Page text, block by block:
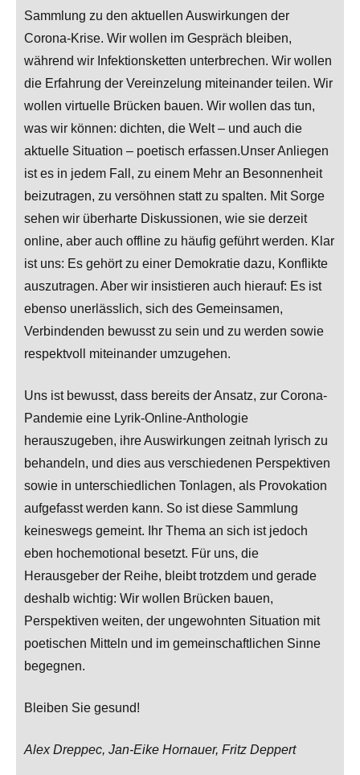
Sammlung zu den aktuellen Auswirkungen der
Corona-Krise. Wir wollen im Gespräch bleiben,
während wir Infektionsketten unterbrechen. Wir wollen
die Erfahrung der Vereinzelung miteinander teilen. Wir
wollen virtuelle Brücken bauen. Wir wollen das tun,
was wir können: dichten, die Welt – und auch die
aktuelle Situation – poetisch erfassen.Unser Anliegen
ist es in jedem Fall, zu einem Mehr an Besonnenheit
beizutragen, zu versöhnen statt zu spalten. Mit Sorge
sehen wir überharte Diskussionen, wie sie derzeit
online, aber auch offline zu häufig geführt werden. Klar
ist uns: Es gehört zu einer Demokratie dazu, Konflikte
auszutragen. Aber wir insistieren auch hierauf: Es ist
ebenso unerlässlich, sich des Gemeinsamen,
Verbindenden bewusst zu sein und zu werden sowie
respektvoll miteinander umzugehen.
Uns ist bewusst, dass bereits der Ansatz, zur Corona-
Pandemie eine Lyrik-Online-Anthologie
herauszugeben, ihre Auswirkungen zeitnah lyrisch zu
behandeln, und dies aus verschiedenen Perspektiven
sowie in unterschiedlichen Tonlagen, als Provokation
aufgefasst werden kann. So ist diese Sammlung
keineswegs gemeint. Ihr Thema an sich ist jedoch
eben hochemotional besetzt. Für uns, die
Herausgeber der Reihe, bleibt trotzdem und gerade
deshalb wichtig: Wir wollen Brücken bauen,
Perspektiven weiten, der ungewohnten Situation mit
poetischen Mitteln und im gemeinschaftlichen Sinne
begegnen.
Bleiben Sie gesund!
Alex Dreppec, Jan-Eike Hornauer, Fritz Deppert